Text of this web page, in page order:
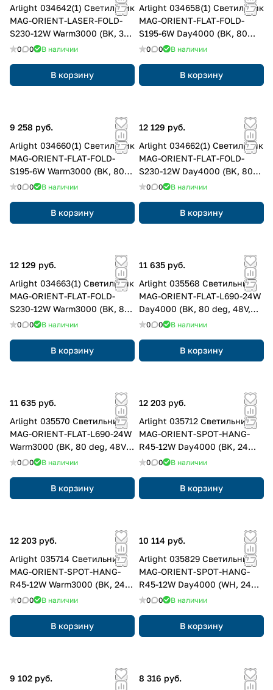
Arlight 034642(1) Светильник
MAG-ORIENT-LASER-FOLD-
S230-12W Warm3000 (BK, 30
deg, 48V, DALI) (Arlight, IP20
0 0 В наличии
В корзину
Arlight 034658(1) Светильник
MAG-ORIENT-FLAT-FOLD-
S195-6W Day4000 (BK, 80
deg, 48V, DALI) (Arlight, IP20
0 0 В наличии
В корзину
9 258 руб.
Arlight 034660(1) Светильник
MAG-ORIENT-FLAT-FOLD-
S195-6W Warm3000 (BK, 80
deg, 48V, DALI) (Arlight, IP20
0 0 В наличии
В корзину
12 129 руб.
Arlight 034662(1) Светильник
MAG-ORIENT-FLAT-FOLD-
S230-12W Day4000 (BK, 80
deg, 48V, DALI) (Arlight, IP20
0 0 В наличии
В корзину
12 129 руб.
Arlight 034663(1) Светильник
MAG-ORIENT-FLAT-FOLD-
S230-12W Warm3000 (BK, 80
deg, 48V DALI) (Arlight, IP20
0 0 В наличии
В корзину
11 635 руб.
Arlight 035568 Светильник
MAG-ORIENT-FLAT-L690-24W
Day4000 (BK, 80 deg, 48V,
DALI) (Arlight, IP20 Металл, 3
0 0 В наличии
В корзину
11 635 руб.
Arlight 035570 Светильник
MAG-ORIENT-FLAT-L690-24W
Warm3000 (BK, 80 deg, 48V,
DALI) (Arlight, IP20 Металл, 3
0 0 В наличии
В корзину
12 203 руб.
Arlight 035712 Светильник
MAG-ORIENT-SPOT-HANG-
R45-12W Day4000 (BK, 24
deg, 48V, DALI) (Arlight, IP20
0 0 В наличии
В корзину
12 203 руб.
Arlight 035714 Светильник
MAG-ORIENT-SPOT-HANG-
R45-12W Warm3000 (BK, 24
deg, 48V, DALI) (Arlight, IP20
0 0 В наличии
В корзину
10 114 руб.
Arlight 035829 Светильник
MAG-ORIENT-SPOT-HANG-
R45-12W Day4000 (WH, 24
deg, 48V, DALI) (Arlight, IP20
0 0 В наличии
В корзину
9 102 руб.
8 316 руб.